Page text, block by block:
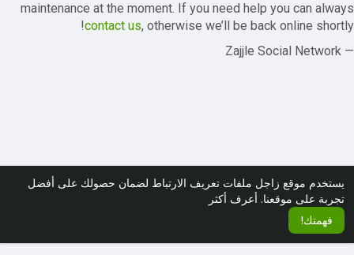
يستخدم موقع زاجل ملفات تعريف الارتباط لضمان حصولك على أفضل
تجربة على موقعنا. أعرف أكثر
فهمتك!
maintenance at the moment. If you need help you can always
contact us, otherwise we’ll be back online shortly!
— Zajjle Social Network